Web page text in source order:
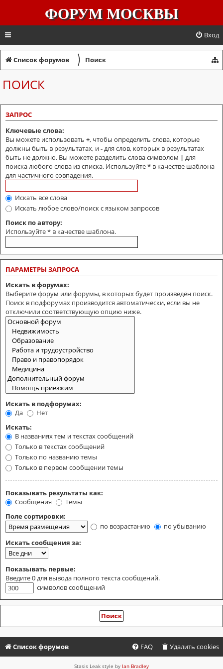
ФОРУМ МОСКВЫ
Вход
Список форумов 〉 Поиск
ПОИСК
ЗАПРОС
Ключевые слова:
Вы можете использовать +, чтобы определить слова, которые
должны быть в результатах, и- для слов, которых в результатах
быть не должно. Вы можете разделить слова символом | для
поиска любого слова из списка. Используйте* в качестве шаблона
для частичного совпадения.
Искать все слова
Искать любое слово/поиск с языком запросов
Поиск по автору:
Используйте * в качестве шаблона.
ПАРАМЕТРЫ ЗАПРОСА
Искать в форумах:
Выберите форум или форумы, в которых будет произведён поиск.
Поиск в подфорумах производится автоматически, если вы не
отключили соответствующую опцию ниже.
Искать в подфорумах:
Да
Нет
Искать:
В названиях тем и текстах сообщений
Только в текстах сообщений
Только по названию темы
Только в первом сообщении темы
Показывать результаты как:
Сообщения
Темы
Поле сортировки:
по возрастанию
по убыванию
Искать сообщения за:
Показывать первые:
Введите 0 для вывода полного текста сообщений.
символов сообщений
Список форумов Удалить cookies
FAQ
Stasis Leak style by Ian Bradley